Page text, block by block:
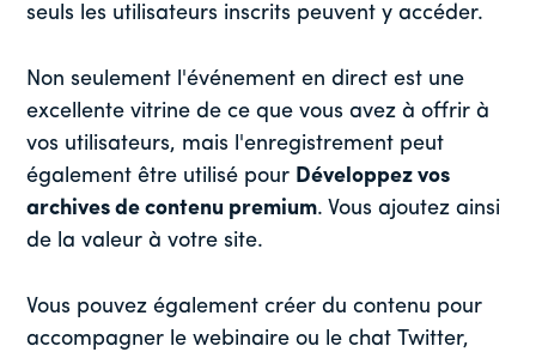
seuls les utilisateurs inscrits peuvent y accéder.
Non seulement l'événement en direct est une
excellente vitrine de ce que vous avez à offrir à
vos utilisateurs, mais l'enregistrement peut
également être utilisé pour Développez vos
archives de contenu premium. Vous ajoutez ainsi
de la valeur à votre site.
Vous pouvez également créer du contenu pour
accompagner le webinaire ou le chat Twitter,